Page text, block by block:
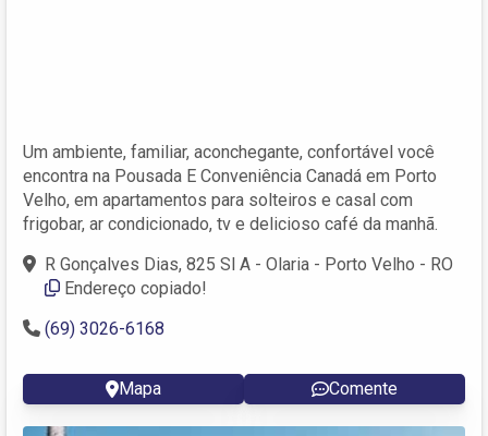
Um ambiente, familiar, aconchegante, confortável você
encontra na Pousada E Conveniência Canadá em Porto
Velho, em apartamentos para solteiros e casal com
frigobar, ar condicionado, tv e delicioso café da manhã.
R Gonçalves Dias, 825 Sl A - Olaria - Porto Velho - RO
Endereço copiado!
(69) 3026-6168
Mapa Comente